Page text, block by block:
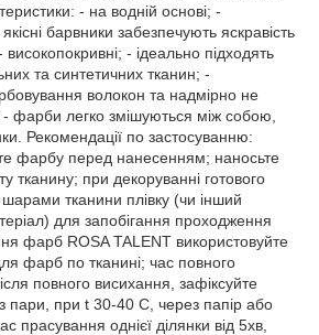
- на водній основі; -
барвники забезпечують яскравість
- високопокривні; - ідеально підходять
та синтетичних тканин; -
волокон та надмірно не
фарби легко змішуються між собою,
Рекомендації по застосуванню:
фарбу перед нанесенням; наносьте
тканину; при декоруванні готового
шарами тканини плівку (чи інший
для запобігання проходження
фарб ROSA TALENT використовуйте
фарб по тканині; час повного
повного висихання, зафіксуйте
пари, при t 30-40 С, через папір або
прасування однієї ділянки від 5хв,